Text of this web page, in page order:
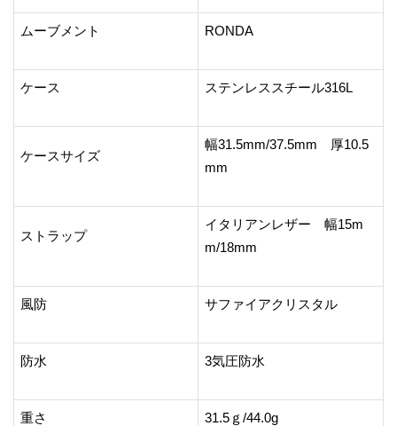
ムーブメント RONDA
ケース ステンレススチール316L
ケースサイズ
幅31.5mm/37.5mm 厚10.5
mm
ストラップ
イタリアンレザー 幅15m
m/18mm
風防 サファイアクリスタル
防水 3気圧防水
重さ 31.5ｇ/44.0g